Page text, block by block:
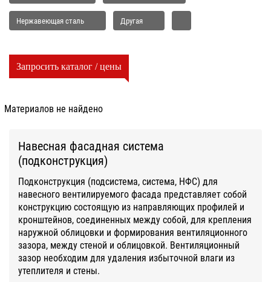
Нержавеющая сталь Другая
Запросить каталог / цены
Материалов не найдено
Навесная фасадная система
(подконструкция)
Подконструкция (подсистема, система, НФС) для
навесного вентилируемого фасада представляет собой
конструкцию состоящую из направляющих профилей и
кронштейнов, соединенных между собой, для крепления
наружной облицовки и формирования вентиляционного
зазора, между стеной и облицовкой. Вентиляционный
зазор необходим для удаления избыточной влаги из
утеплителя и стены.